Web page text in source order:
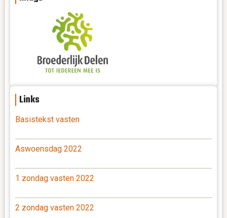
Links
Basistekst vasten
Aswoensdag 2022
1 zondag vasten 2022
2 zondag vasten 2022